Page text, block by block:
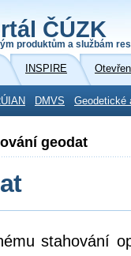
ČÚZK
produktům a službám
INSPIRE
DMVS Geodetické
geodat
stahování